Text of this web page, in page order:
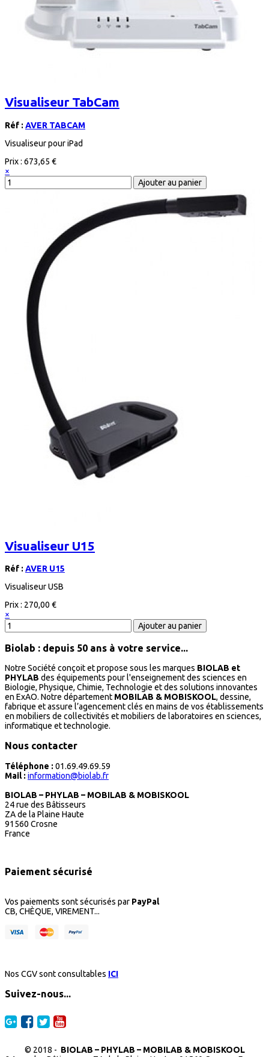
Visualiseur TabCam
Réf : AVER TABCAM
Visualiseur pour iPad
Prix : 673,65 €
×
Visualiseur U15
Réf : AVER U15
Visualiseur USB
Prix : 270,00 €
×
Biolab : depuis 50 ans à votre service...
Notre Société conçoit et propose sous les marques BIOLAB et
PHYLAB des équipements pour l'enseignement des sciences en
Biologie, Physique, Chimie, Technologie et des solutions innovantes
en ExAO. Notre département MOBILAB & MOBISKOOL, dessine,
fabrique et assure l’agencement clés en mains de vos établissements
en mobiliers de collectivités et mobiliers de laboratoires en sciences,
informatique et technologie.
Nous contacter
Téléphone : 01.69.49.69.59
Mail : information@biolab.fr
BIOLAB – PHYLAB – MOBILAB & MOBISKOOL
24 rue des Bâtisseurs
ZA de la Plaine Haute
91560 Crosne
France
Paiement sécurisé
Vos paiements sont sécurisés par PayPal
CB, CHÈQUE, VIREMENT...
Nos CGV sont consultables ICI
Suivez-nous...
© 2018 - BIOLAB – PHYLAB – MOBILAB & MOBISKOOL